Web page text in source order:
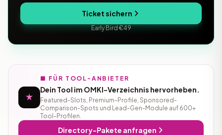
Ticket sichern
Early Bird €49
■ FÜR TOOL-ANBIETER
Dein Tool im OMKI-Verzeichnis hervorheben.
Featured-Slots, Premium-Profile, Sponsored-
Comparison-Spots und Lead-Gen-Module auf 600+
Tool-Profilen.
Directory-Pakete anfragen